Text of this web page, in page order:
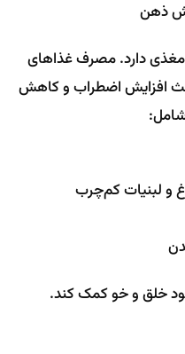
ذهن
مغذی دارد. مصرف غذاهای
افزایش اضطراب و کاهش
و لبنیات کم‌چرب
خلق و خو کمک کند.